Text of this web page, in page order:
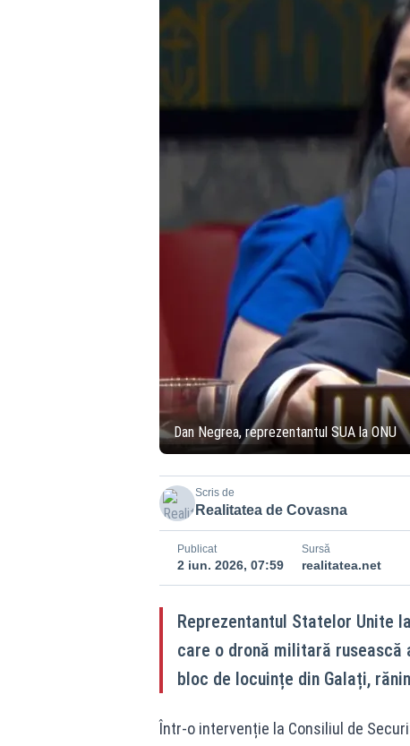
Dan Negrea, reprezentantul SUA la ONU
Scris de
Realitatea de Covasna
Publicat
2 iun. 2026, 07:59
Sursă
realitatea.net
Reprezentantul Statelor Unite
care o dronă militară rusească
bloc de locuințe din Galați,
Într-o intervenție la Consiliul de